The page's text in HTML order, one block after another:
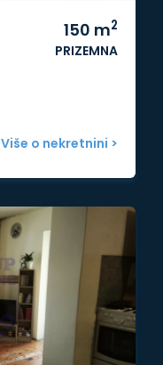
150 m2
PRIZEMNA
Više o nekretnini >